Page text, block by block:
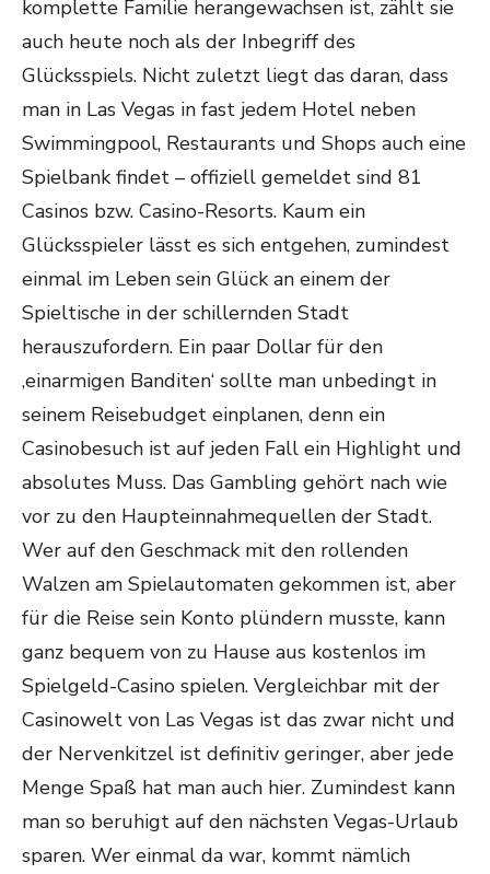
komplette Familie herangewachsen ist, zählt sie
auch heute noch als der Inbegriff des
Glücksspiels. Nicht zuletzt liegt das daran, dass
man in Las Vegas in fast jedem Hotel neben
Swimmingpool, Restaurants und Shops auch eine
Spielbank findet – offiziell gemeldet sind 81
Casinos bzw. Casino-Resorts. Kaum ein
Glücksspieler lässt es sich entgehen, zumindest
einmal im Leben sein Glück an einem der
Spieltische in der schillernden Stadt
herauszufordern. Ein paar Dollar für den
‚einarmigen Banditen‘ sollte man unbedingt in
seinem Reisebudget einplanen, denn ein
Casinobesuch ist auf jeden Fall ein Highlight und
absolutes Muss. Das Gambling gehört nach wie
vor zu den Haupteinnahmequellen der Stadt.
Wer auf den Geschmack mit den rollenden
Walzen am Spielautomaten gekommen ist, aber
für die Reise sein Konto plündern musste, kann
ganz bequem von zu Hause aus kostenlos im
Spielgeld-Casino spielen. Vergleichbar mit der
Casinowelt von Las Vegas ist das zwar nicht und
der Nervenkitzel ist definitiv geringer, aber jede
Menge Spaß hat man auch hier. Zumindest kann
man so beruhigt auf den nächsten Vegas-Urlaub
sparen. Wer einmal da war, kommt nämlich